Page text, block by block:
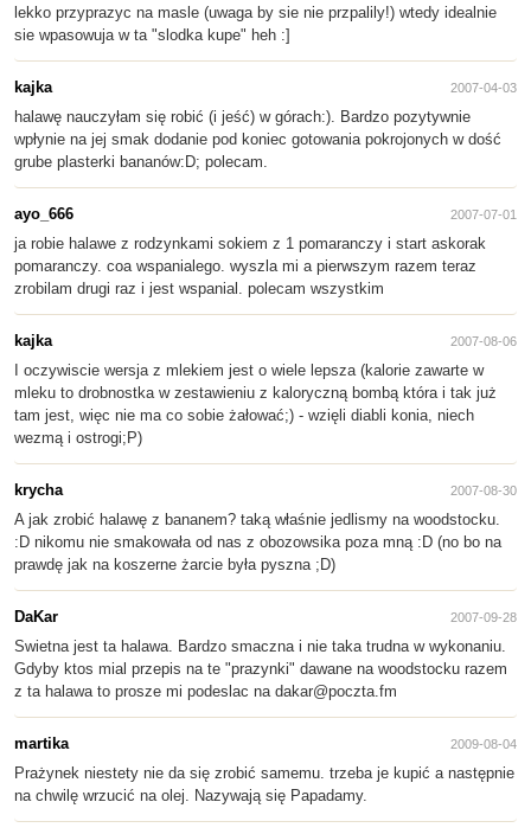
lekko przyprazyc na masle (uwaga by sie nie przpalily!) wtedy idealnie
sie wpasowuja w ta "slodka kupe" heh :]
kajka 2007-04-03
halawę nauczyłam się robić (i jeść) w górach:). Bardzo pozytywnie
wpłynie na jej smak dodanie pod koniec gotowania pokrojonych w dość
grube plasterki bananów:D; polecam.
ayo_666 2007-07-01
ja robie halawe z rodzynkami sokiem z 1 pomaranczy i start askorak
pomaranczy. coa wspanialego. wyszla mi a pierwszym razem teraz
zrobilam drugi raz i jest wspanial. polecam wszystkim
kajka 2007-08-06
I oczywiscie wersja z mlekiem jest o wiele lepsza (kalorie zawarte w
mleku to drobnostka w zestawieniu z kaloryczną bombą która i tak już
tam jest, więc nie ma co sobie żałować;) - wzięli diabli konia, niech
wezmą i ostrogi;P)
krycha 2007-08-30
A jak zrobić halawę z bananem? taką właśnie jedlismy na woodstocku.
:D nikomu nie smakowała od nas z obozowsika poza mną :D (no bo na
prawdę jak na koszerne żarcie była pyszna ;D)
DaKar 2007-09-28
Swietna jest ta halawa. Bardzo smaczna i nie taka trudna w wykonaniu.
Gdyby ktos mial przepis na te "prazynki" dawane na woodstocku razem
z ta halawa to prosze mi podeslac na dakar@poczta.fm
martika 2009-08-04
Prażynek niestety nie da się zrobić samemu. trzeba je kupić a następnie
na chwilę wrzucić na olej. Nazywają się Papadamy.